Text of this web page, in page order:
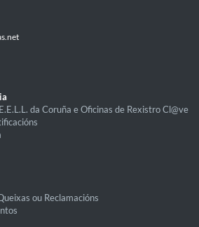
da Coruña e Oficinas de Rexistro Cl@ve
ou Reclamacións